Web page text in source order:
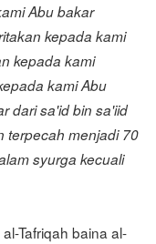
Abu bakar
kepada kami
kepada kami
kami Abu
dari sa'id bin sa'iid
terpecah menjadi 70
syurga kecuali
Tafriqah baina al-